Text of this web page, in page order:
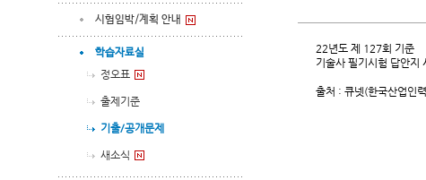
시험임박/계획 안내
학습자료실
정오표
출제기준
기출/공개문제
새소식
22년도 제 127회 기준
기술사 필기시험 답안지
출처 : 큐넷(한국산업인